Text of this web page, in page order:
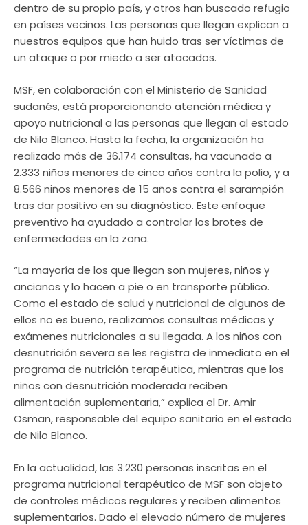
dentro de su propio país, y otros han buscado refugio
en países vecinos. Las personas que llegan explican a
nuestros equipos que han huido tras ser víctimas de
un ataque o por miedo a ser atacados.
MSF, en colaboración con el Ministerio de Sanidad
sudanés, está proporcionando atención médica y
apoyo nutricional a las personas que llegan al estado
de Nilo Blanco. Hasta la fecha, la organización ha
realizado más de 36.174 consultas, ha vacunado a
2.333 niños menores de cinco años contra la polio, y a
8.566 niños menores de 15 años contra el sarampión
tras dar positivo en su diagnóstico. Este enfoque
preventivo ha ayudado a controlar los brotes de
enfermedades en la zona.
“La mayoría de los que llegan son mujeres, niños y
ancianos y lo hacen a pie o en transporte público.
Como el estado de salud y nutricional de algunos de
ellos no es bueno, realizamos consultas médicas y
exámenes nutricionales a su llegada. A los niños con
desnutrición severa se les registra de inmediato en el
programa de nutrición terapéutica, mientras que los
niños con desnutrición moderada reciben
alimentación suplementaria,” explica el Dr. Amir
Osman, responsable del equipo sanitario en el estado
de Nilo Blanco.
En la actualidad, las 3.230 personas inscritas en el
programa nutricional terapéutico de MSF son objeto
de controles médicos regulares y reciben alimentos
suplementarios. Dado el elevado número de mujeres